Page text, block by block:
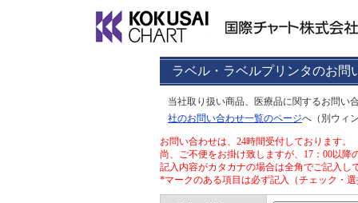
ラベル・ラベルプリンタのお問
当社取り扱い商品、医療品に関するお問い
社のお問い合わせ一覧のページへ（別ウィ
お問い合わせは、24時間受付しております。
尚、ご不便をお掛け致しますが、17：00以
記入内容がカタカナの場合は全角でご記入し
*マークのある項目は必ず記入（チェック・